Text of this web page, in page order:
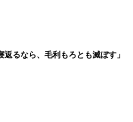
返るなら、毛利もろとも滅ぼす」